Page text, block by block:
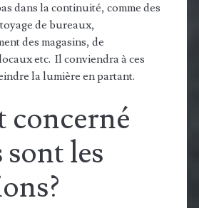
dans la continuité, comme des
de bureaux,
des magasins, de
etc. Il conviendra à ces
la lumière en partant.
concerné
sont les